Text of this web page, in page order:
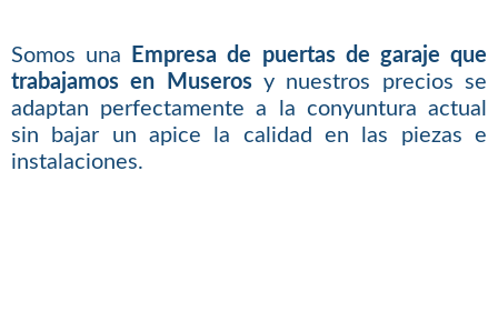
Somos una
Empresa de puertas de garaje que
trabajamos en Muserosy nuestros precios se
adaptan perfectamente a la conyuntura actual
sin bajar un apice la calidad en las piezas e
instalaciones.